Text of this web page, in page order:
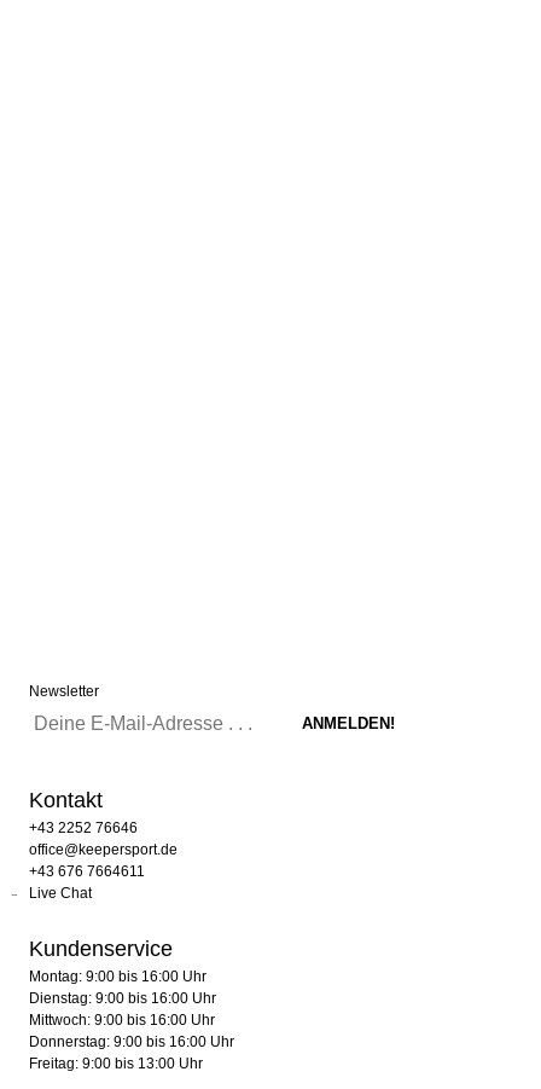
Newsletter
Kontakt
+43 2252 76646
office@keepersport.de
+43 676 7664611
Live Chat
Kundenservice
Montag: 9:00 bis 16:00 Uhr
Dienstag: 9:00 bis 16:00 Uhr
Mittwoch: 9:00 bis 16:00 Uhr
Donnerstag: 9:00 bis 16:00 Uhr
Freitag: 9:00 bis 13:00 Uhr